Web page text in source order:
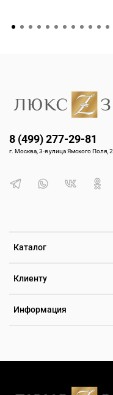
Каталог
Клиенту
Информация
8 (499) 277-29-81
г. Москва, 3-я улица Ямского Поля,